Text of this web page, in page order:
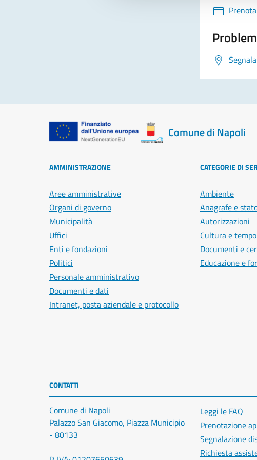
Comune di Napoli
AMMINISTRAZIONE
Aree amministrative
Organi di governo
Municipalità
Uffici
Enti e fondazioni
Politici
Personale amministrativo
Documenti e dati
Intranet, posta aziendale e protocollo
CATEGORIE DI
Ambiente
Anagrafe e
Autorizzazioni
Cultura e
Documenti e
Educazione e
CONTATTI
Comune di Napoli
Palazzo San Giacomo, Piazza Municipio
- 80133
Leggi le FAQ
Prenotazione
Segnalazione
Richiesta